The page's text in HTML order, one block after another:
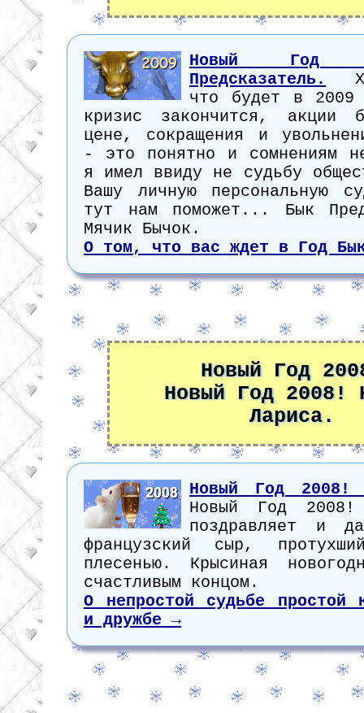
Новый Год
Предсказатель.
что будет в
кризис закончится, акции
цене, сокращения и
- это понятно и сомнениям
я имел ввиду не судьбу
Вашу личную персональную
тут нам поможет... Бык
Мячик Бычок.
О том, что вас ждет в Год
Новый Год
Новый Год 2008!
Лариса.
Новый Год 2008!
Новый Год 2008!
поздравляет и
французский сыр,
плесенью. Крысиная
счастливым концом.
О непростой судьбе простой
и дружбе →